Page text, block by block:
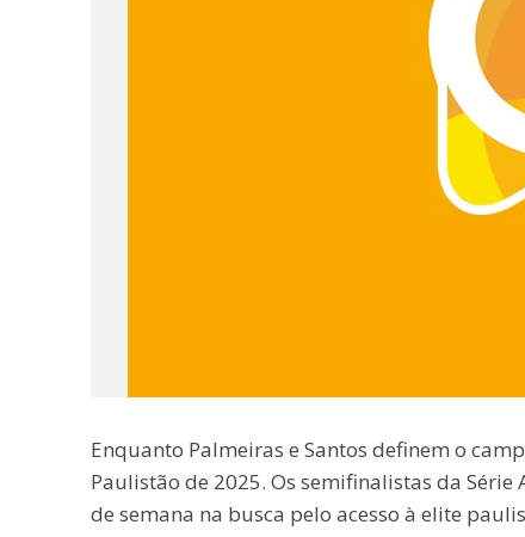
Enquanto Palmeiras e Santos definem o
Paulistão de 2025. Os semifinalistas da
de semana na busca pelo acesso à elite